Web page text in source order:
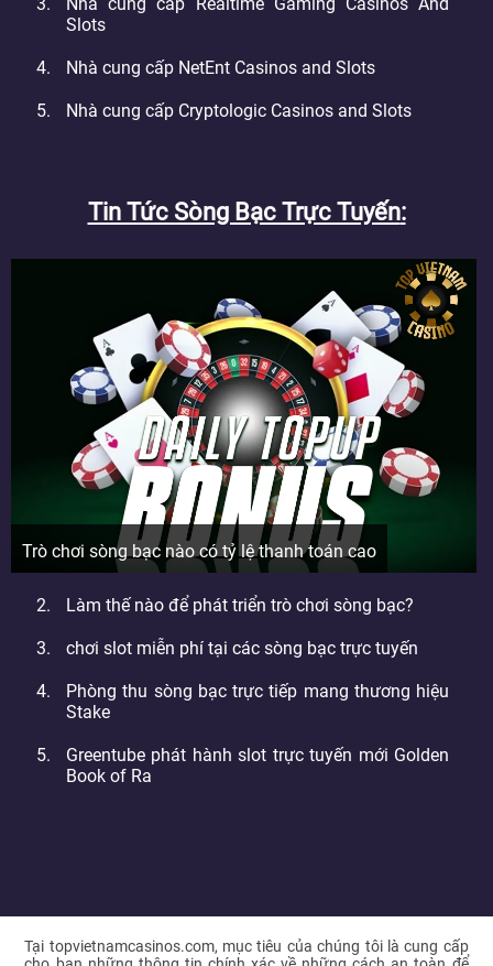
Slots
Nhà cung cấp NetEnt Casinos and Slots
Nhà cung cấp Cryptologic Casinos and Slots
Tin Tức Sòng Bạc Trực Tuyến
Trò chơi sòng bạc nào có tỷ lệ thanh toán cao
Làm thế nào để phát triển trò chơi sòng bạc?
chơi slot miễn phí tại các sòng bạc trực tuyến
Phòng thu sòng bạc trực tiếp mang thương hiệu
Stake
Greentube phát hành slot trực tuyến mới Golden
Book of Ra
Tại topvietnamcasinos.com, mục tiêu của chúng tôi là cung cấp